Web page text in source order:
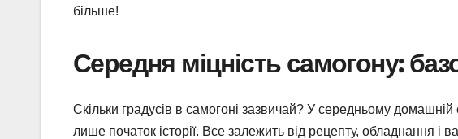
більше!
Середня міцність самогону:
Скільки градусів в самогоні зазвичай? У середньому
лише початок історії. Все залежить від рецепту, обладнання і